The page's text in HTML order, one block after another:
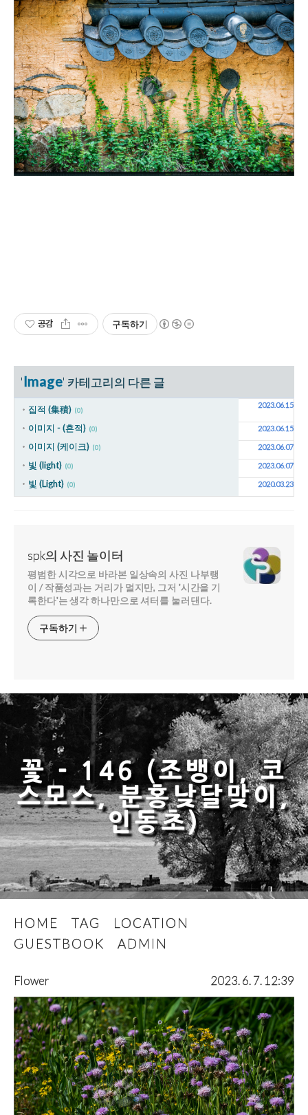
공감 구독하기
'Image' 카테고리의 다른 글
집적 (集積) (0)
2023.06.15
이미지 - (흔적) (0) 2023.06.15
이미지 (케이크) (0) 2023.06.07
빛 (light) (0) 2023.06.07
빛 (Light) (0) 2020.03.23
spk의 사진 놀이터
평범한 시각으로 바라본 일상속의 사진 나부랭
이 / 작품성과는 거리가 멀지만, 그저 '시간을 기
록한다'는 생각 하나만으로 셔터를 눌러댄다.
구독하기
꽃 - 146 (조뱅이, 코
스모스, 분홍낮달맞이,
인동초)
HOME TAG
LOCATION
GUESTBOOK
ADMIN
Flower 2023. 6. 7. 12:39